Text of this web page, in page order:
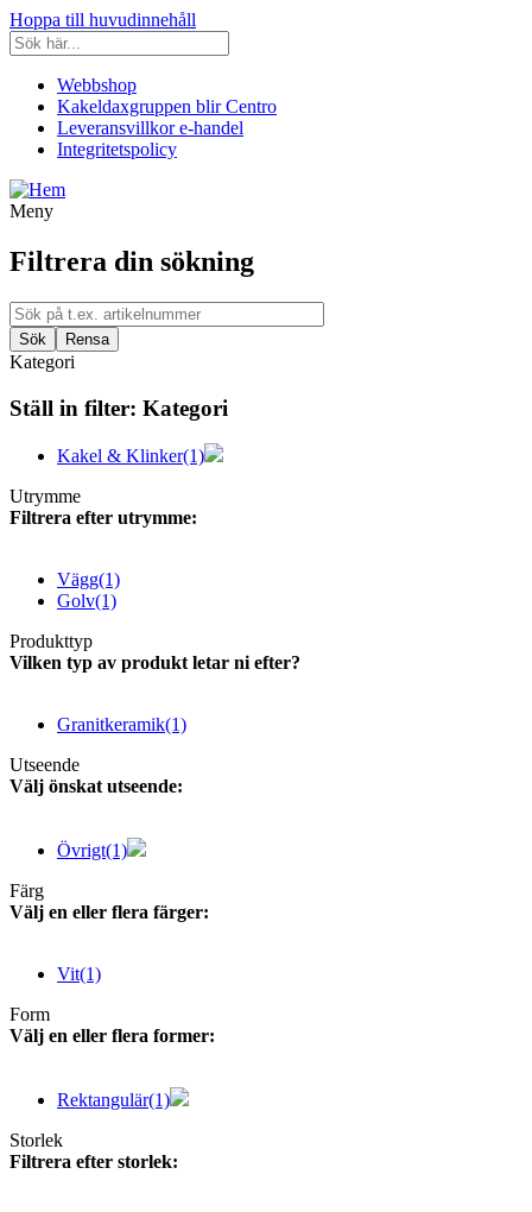
Hoppa till huvudinnehåll
Webbshop
Kakeldaxgruppen blir Centro
Leveransvillkor e-handel
Integritetspolicy
Meny
Filtrera din sökning
Kategori
Ställ in filter: Kategori
Kakel & Klinker(1)
Utrymme
Filtrera efter utrymme:
Vägg(1)
Golv(1)
Produkttyp
Vilken typ av produkt letar ni efter?
Granitkeramik(1)
Utseende
Välj önskat utseende:
Övrigt(1)
Färg
Välj en eller flera färger:
Vit(1)
Form
Välj en eller flera former:
Rektangulär(1)
Storlek
Filtrera efter storlek: